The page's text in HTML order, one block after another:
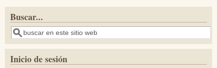
Buscar...
Buscar
Inicio de sesión